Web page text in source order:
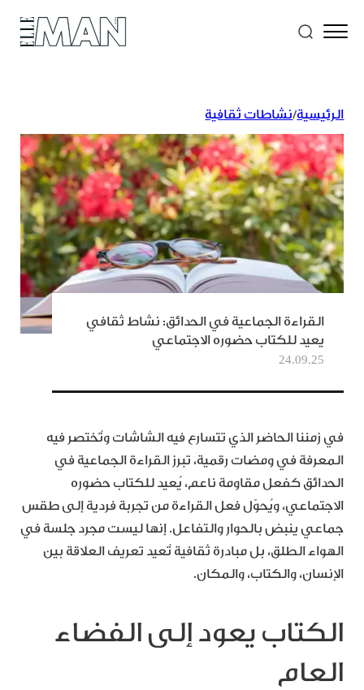
الرئيسية/نشاطات ثقافية
القراءة الجماعية في الحدائق: نشاط ثقافي
يعيد للكتاب حضوره الاجتماعي
24.09.25
في زمننا الحاضر الذي تتسارع فيه الشاشات وتُختصر فيه
المعرفة في ومضات رقمية، تبرز القراءة الجماعية في
الحدائق كفعل مقاومة ناعم، يُعيد للكتاب حضوره
الاجتماعي، ويُحوّل فعل القراءة من تجربة فردية إلى طقس
جماعي ينبض بالحوار والتفاعل. إنها ليست مجرد جلسة في
الهواء الطلق، بل مبادرة ثقافية تُعيد تعريف العلاقة بين
الإنسان، والكتاب، والمكان.
الكتاب يعود إلى الفضاء
العام